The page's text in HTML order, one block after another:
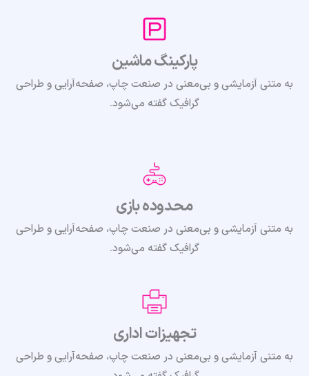
پارکینگ ماشین
به متنی آزمایشی و بی‌معنی در صنعت چاپ، صفحه‌آرایی و طراحی
گرافیک گفته می‌شود.
محدوده بازی
به متنی آزمایشی و بی‌معنی در صنعت چاپ، صفحه‌آرایی و طراحی
گرافیک گفته می‌شود.
تجهیزات اداری
به متنی آزمایشی و بی‌معنی در صنعت چاپ، صفحه‌آرایی و طراحی